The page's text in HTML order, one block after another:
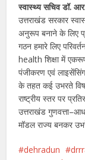
स्वास्थ्य सचिव डॉ.
उत्तराखंड सरकार
अनुरूप बनाने के लिए
गठन हमारे लिए
health शिक्षा में
पंजीकरण एवं
के तहत कई उभरते
राष्ट्रीय स्तर पर
उत्तराखंड
मॉडल राज्य बनकर
dehradun